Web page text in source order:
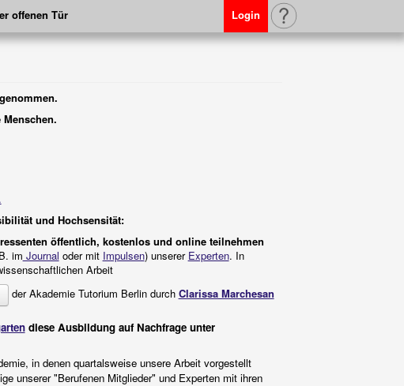
offenen Tür Login
Menschen.
und Hochsensität:
öffentlich, kostenlos und online teilnehmen
im Journal oder mit Impulsen) unserer Experten. In
Arbeit
der Akademie Tutorium Berlin durch Clarissa Marchesan
diese Ausbildung auf Nachfrage unter
in denen quartalsweise unsere Arbeit vorgestellt
unserer "Berufenen Mitglieder" und Experten mit ihren